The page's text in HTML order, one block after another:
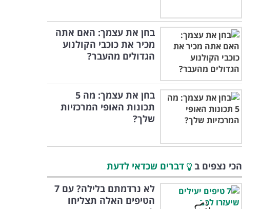
בחן את עצמך: האם אתה
מכיר את כוכבי הקולנוע
הגדולים מהעבר?
בחן את עצמך: מה 5
תכונות האופי המרכזיות
שלך?
הכי נצפים ב
דברים שכדאי לדעת
לא נרדמתם בלילה? עם 7
הטיפים האלה תצליחו